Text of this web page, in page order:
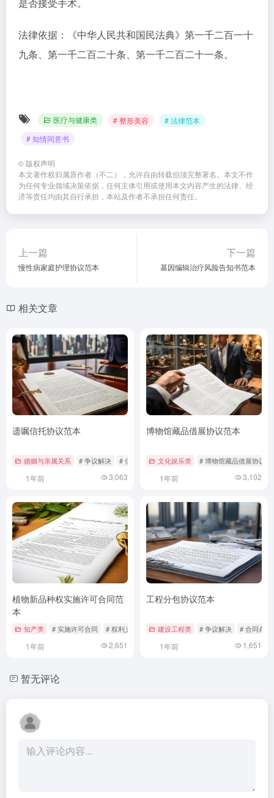
法律依据：《中华人民共和国民法典》第一千二百一十
九条、第一千二百二十条、第一千二百二十一条。
医疗与健康类 # 整形美容
# 法律范本
# 知情同意书
© 版权声明
本文著作权归属原作者（不二），允许自由转载但须完整署名。本文不作
为任何专业领域决策依据，任何主体引用或使用本文内容产生的法律、经
济等责任均由其自行承担，本站及作者不承担任何责任。
上一篇
慢性病家庭护理协议范本
下一篇
基因编辑治疗风险告知书范本
相关文章
遗嘱信托协议范本
婚姻与亲属关系 # 争议解决 # 信托法 # 法律范本
1年前 3,063
博物馆藏品借展协议范本
文化娱乐类 # 博物馆藏品借展协议
1年前 3,102
植物新品种权实施许可合同范
本
知产类 # 实施许可合同 # 权利义务 # 植物新品种权
1年前 2,651
工程分包协议范本
建设工程类 # 争议解决 # 合同条款
1年前 1,651
暂无评论